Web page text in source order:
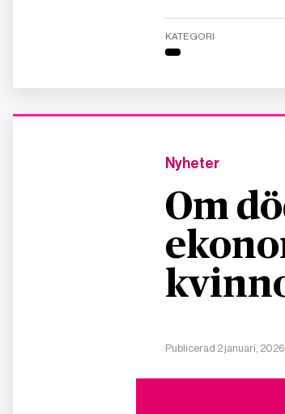
KATEGORI
Nyheter
Om
Publicerad 2 januari, 2026